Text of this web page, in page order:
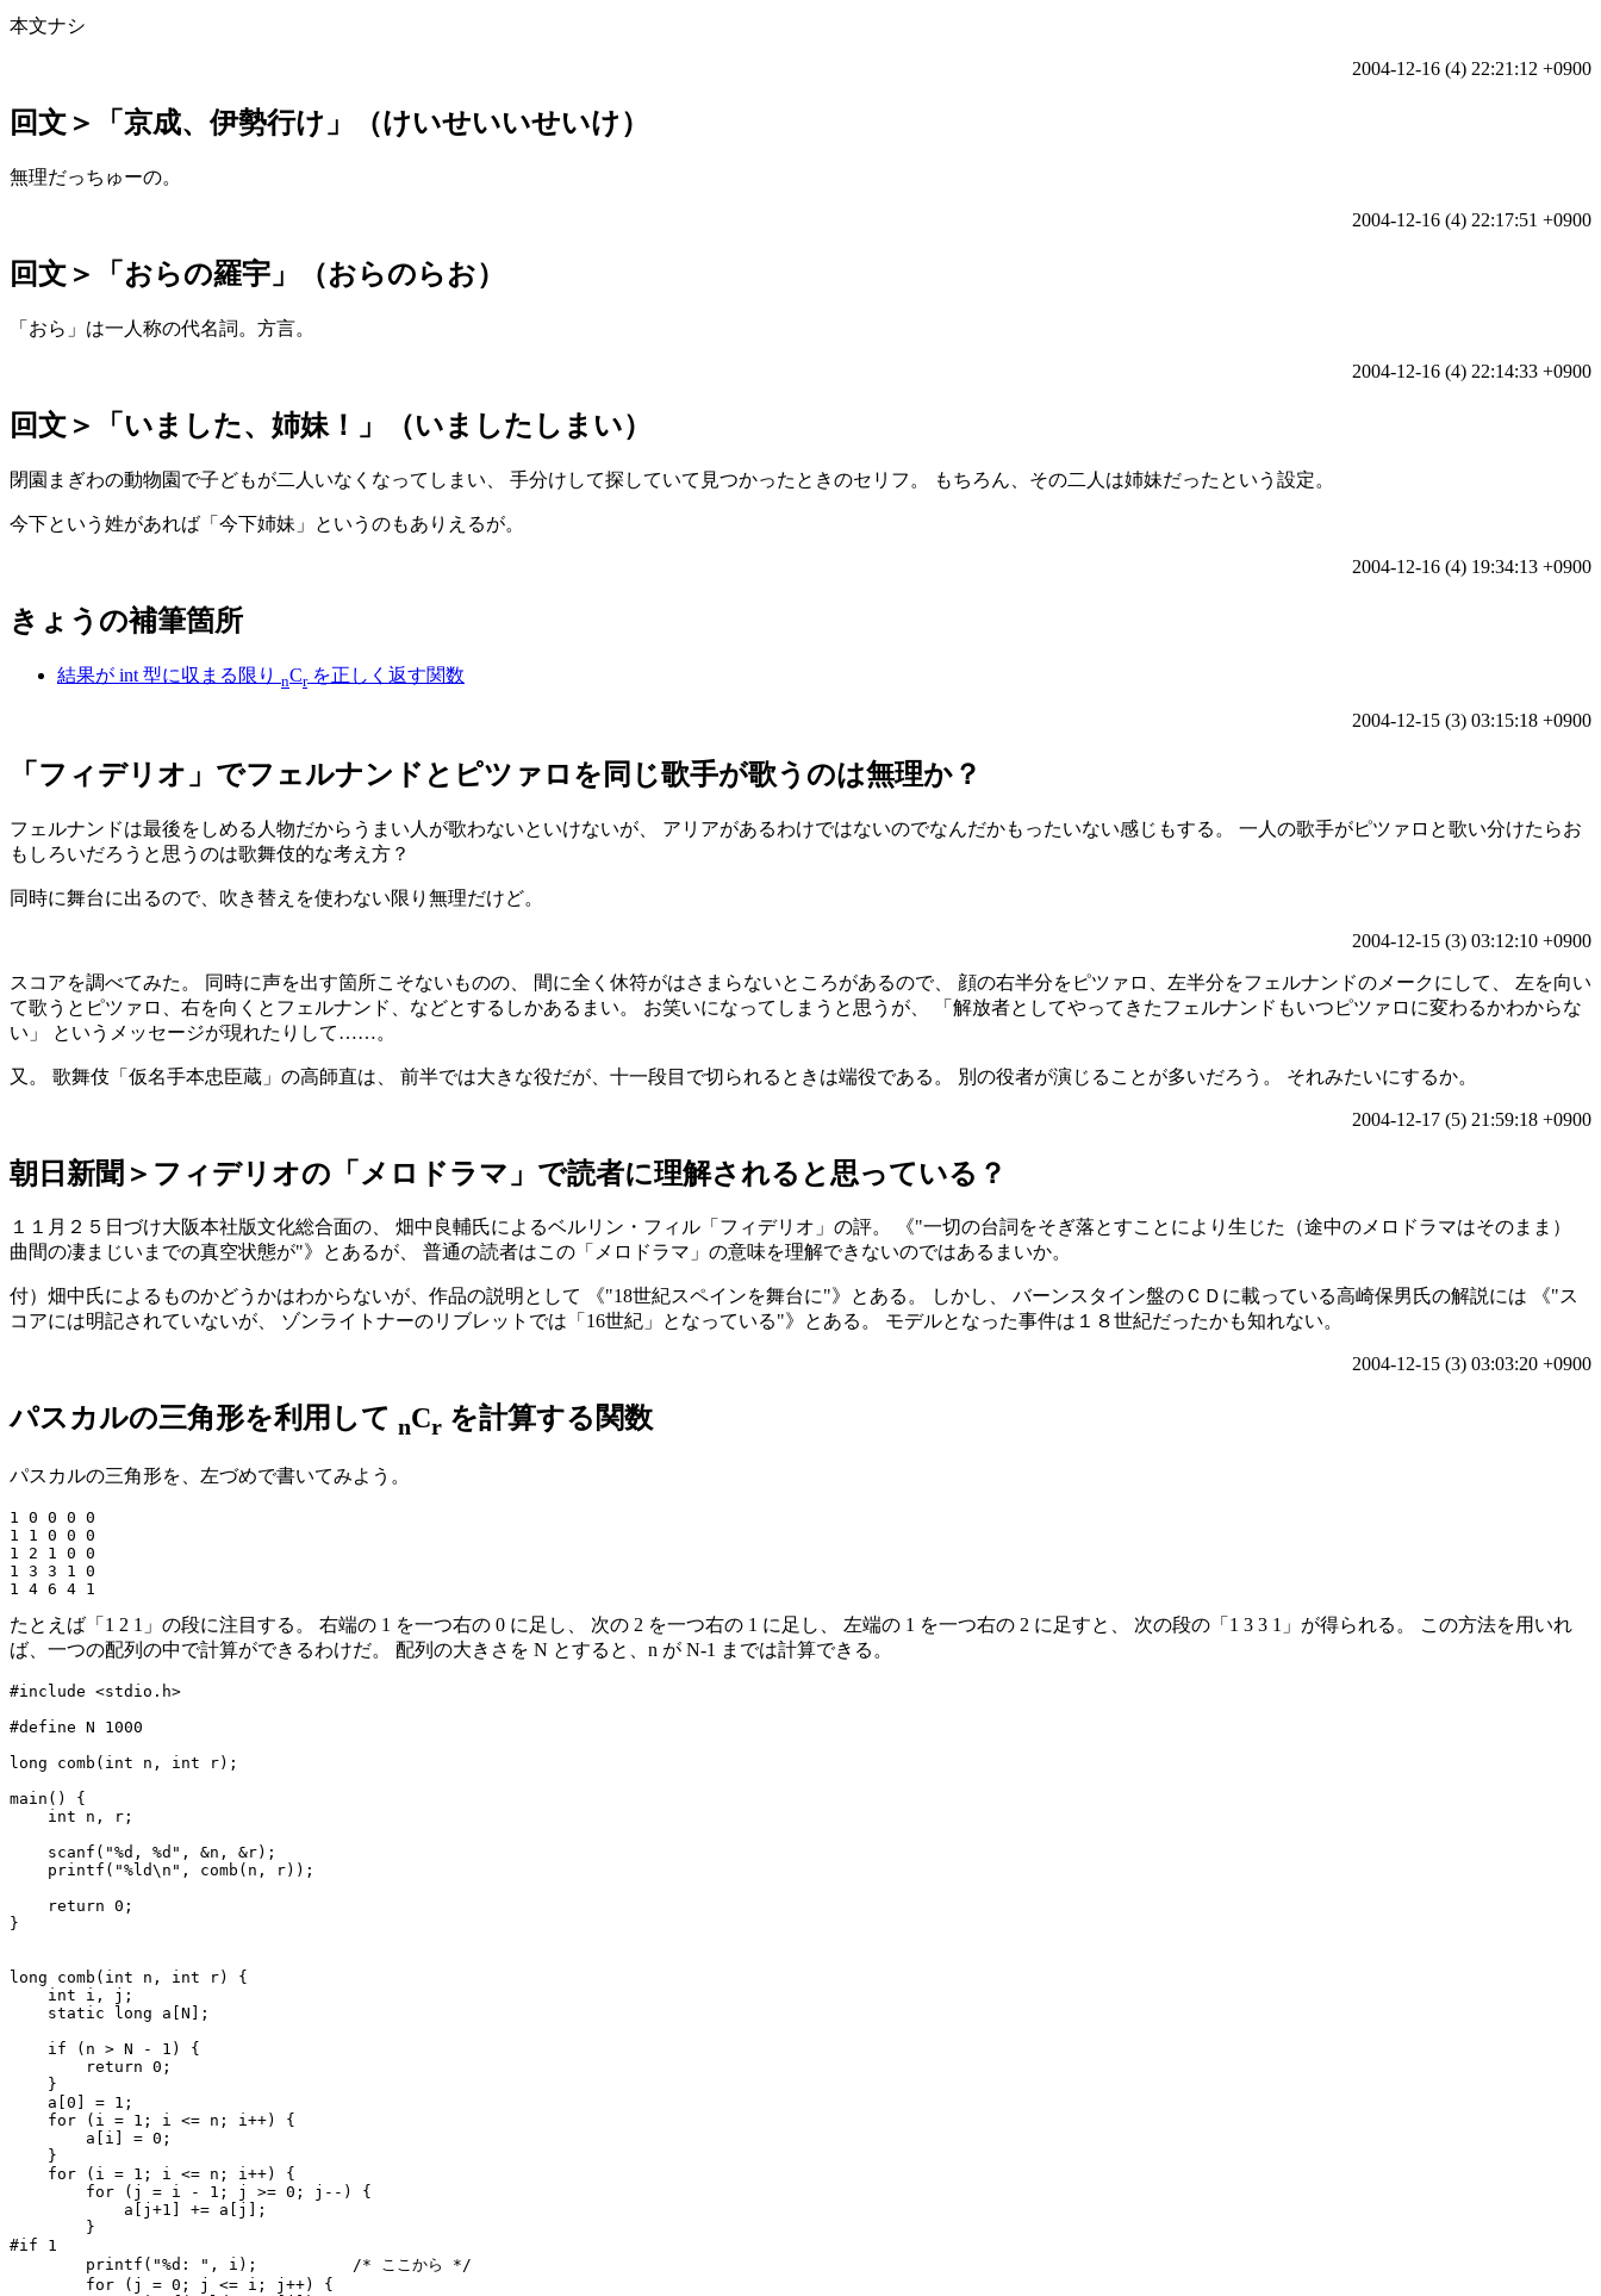
本文ナシ
2004-12-16 (4) 22:21:12 +0900
回文＞「京成、伊勢行け」（けいせいいせいけ）
無理だっちゅーの。
2004-12-16 (4) 22:17:51 +0900
回文＞「おらの羅宇」（おらのらお）
「おら」は一人称の代名詞。方言。
2004-12-16 (4) 22:14:33 +0900
回文＞「いました、姉妹！」（いましたしまい）
閉園まぎわの動物園で子どもが二人いなくなってしまい、 手分けして探していて見つかったときのセリフ。 もちろん、その二人は姉妹だったという設定。
今下という姓があれば「今下姉妹」というのもありえるが。
2004-12-16 (4) 19:34:13 +0900
きょうの補筆箇所
結果が int 型に収まる限り nCrを正しく返す関数
2004-12-15 (3) 03:15:18 +0900
「フィデリオ」でフェルナンドとピツァロを同じ歌手が歌うのは無理か？
フェルナンドは最後をしめる人物だからうまい人が歌わないといけないが、 アリアがあるわけではないのでなんだかもったいない感じもする。 一人の歌手がピツァロと歌い分けたらお
もしろいだろうと思うのは歌舞伎的な考え方？
同時に舞台に出るので、吹き替えを使わない限り無理だけど。
2004-12-15 (3) 03:12:10 +0900
スコアを調べてみた。 同時に声を出す箇所こそないものの、 間に全く休符がはさまらないところがあるので、 顔の右半分をピツァロ、左半分をフェルナンドのメークにして、 左を向い
て歌うとピツァロ、右を向くとフェルナンド、などとするしかあるまい。 お笑いになってしまうと思うが、 「解放者としてやってきたフェルナンドもいつピツァロに変わるかわからな
い」 というメッセージが現れたりして……。
又。 歌舞伎「仮名手本忠臣蔵」の高師直は、 前半では大きな役だが、十一段目で切られるときは端役である。 別の役者が演じることが多いだろう。 それみたいにするか。
2004-12-17 (5) 21:59:18 +0900
朝日新聞＞フィデリオの「メロドラマ」で読者に理解されると思っている？
１１月２５日づけ大阪本社版文化総合面の、 畑中良輔氏によるベルリン・フィル「フィデリオ」の評。 《 一切の台詞をそぎ落とすことにより生じた（途中のメロドラマはそのまま）
曲間の凄まじいまでの真空状態が 》とあるが、 普通の読者はこの「メロドラマ」の意味を理解できないのではあるまいか。
付）畑中氏によるものかどうかはわからないが、作品の説明として 《 18世紀スペインを舞台に 》とある。 しかし、 バーンスタイン盤のＣＤに載っている高崎保男氏の解説には 《 ス
コアには明記されていないが、 ゾンライトナーのリブレットでは「16世紀」となっている 》とある。 モデルとなった事件は１８世紀だったかも知れない。
2004-12-15 (3) 03:03:20 +0900
パスカルの三角形を利用して nCr を計算する関数
パスカルの三角形を、左づめで書いてみよう。
1 0 0 0 0
1 1 0 0 0
1 2 1 0 0
1 3 3 1 0
たとえば「1 2 1」の段に注目する。 右端の 1 を一つ右の 0 に足し、 次の 2 を一つ右の 1 に足し、 左端の 1 を一つ右の 2 に足すと、 次の段の「1 3 3 1」が得られる。 この方法を用いれ
ば、一つの配列の中で計算ができるわけだ。 配列の大きさを N とすると、n が N-1 までは計算できる。
#include <stdio.h>
#define N 1000
long comb(int n, int r);
main() {
    int n, r;
    scanf("%d, %d", &n, &r);
    printf("%ld\n", comb(n, r));
    return 0;
}
long comb(int n, int r) {
    int i, j;
    static long a[N];
    if (n > N - 1) {
        return 0;
    }
    a[0] = 1;
    for (i = 1; i <= n; i++) {
        a[i] = 0;
    }
    for (i = 1; i <= n; i++) {
        for (j = i - 1; j >= 0; j--) {
            a[j+1] += a[j];
        }
#if 1
        printf("%d: ", i);          /* ここから */
        for (j = 0; j <= i; j++) {